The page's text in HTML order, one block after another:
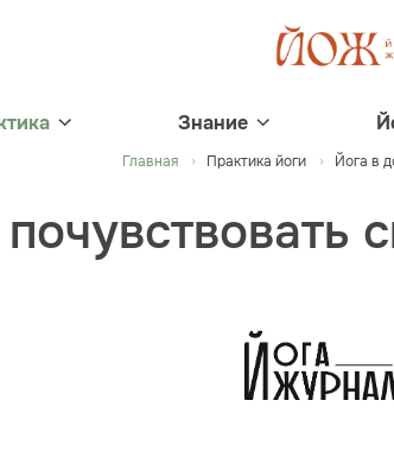
Знание
Главная Практика йоги Йога в